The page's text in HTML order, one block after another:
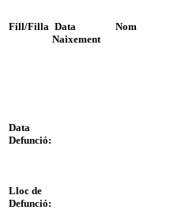
Fill/Filla Data
Naixement
Nom
Data
Defunció:
Lloc de
Defunció: